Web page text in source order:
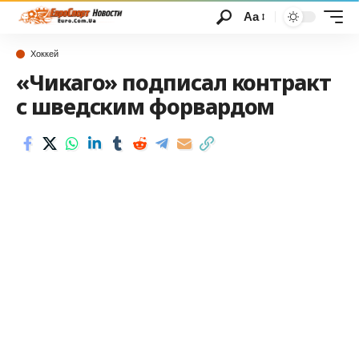
Аа
Хоккей
«Чикаго» подписал контракт
с шведским форвардом